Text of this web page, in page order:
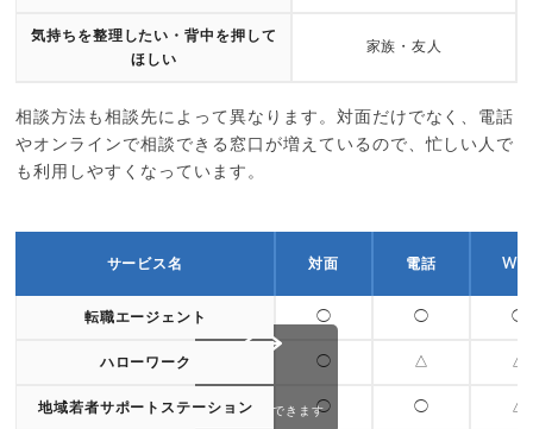
気持ちを整理したい・背中を押して
ほしい
家族・友人
相談方法も相談先によって異なります。対面だけでなく、電話
やオンラインで相談できる窓口が増えているので、忙しい人で
も利用しやすくなっています。
サービス名 対面 電話
転職エージェント ◯ ◯ ◯
ハローワーク ◯ △ △
地域若者サポートステーション ◯ ◯ △
スクロールできます